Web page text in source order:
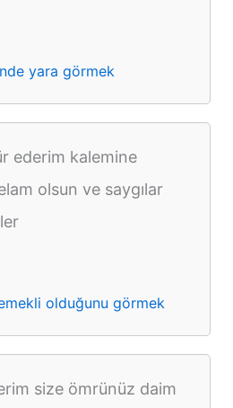
yara görmek
ederim kalemine
olsun ve saygılar
olduğunu görmek
size ömrünüz daim